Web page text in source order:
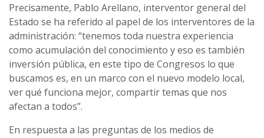
Precisamente, Pablo Arellano, interventor general del
Estado se ha referido al papel de los interventores de la
administración: “tenemos toda nuestra experiencia
como acumulación del conocimiento y eso es también
inversión pública, en este tipo de Congresos lo que
buscamos es, en un marco con el nuevo modelo local,
ver qué funciona mejor, compartir temas que nos
afectan a todos”.
En respuesta a las preguntas de los medios de